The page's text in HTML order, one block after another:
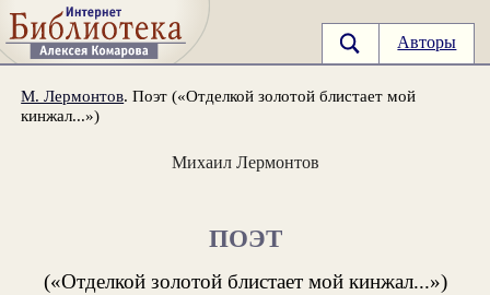
Авторы
М. Лермонтов. Поэт («Отделкой золотой блистает мой
кинжал...»)
Михаил Лермонтов
ПОЭТ
(«Отделкой золотой блистает мой кинжал...»)